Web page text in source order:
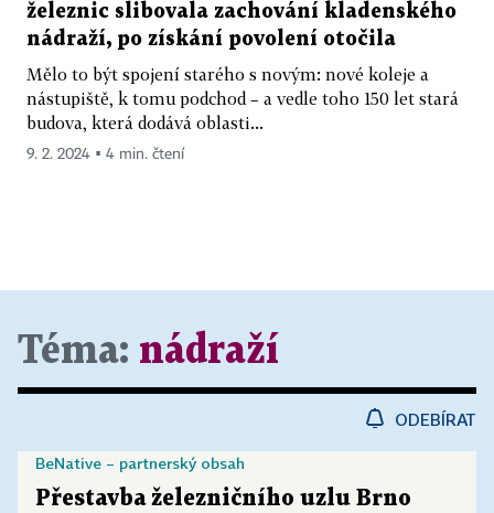
železnic slibovala zachování kladenského
nádraží, po získání povolení otočila
Mělo to být spojení starého s novým: nové koleje a
nástupiště, k tomu podchod – a vedle toho 150 let stará
budova, která dodává oblasti...
9. 2. 2024 ▪ 4 min. čtení
Téma: nádraží
ODEBÍRAT
Přestavba železničního uzlu Brno
BeNative – partnerský obsah